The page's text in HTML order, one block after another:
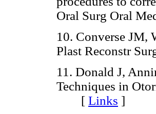
Oral Surg Oral
10. Converse JM,
Plast Reconstr
11. Donald J,
Techniques in
[ Links ]